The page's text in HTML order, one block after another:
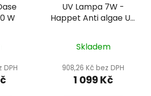
W
DPH
UV Lampa 7W -
Happet Anti algae UV
Skladem
908,26 Kč bez DPH
1 099 Kč